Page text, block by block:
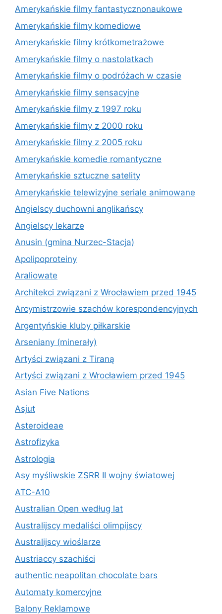
Amerykańskie filmy fantastycznonaukowe
Amerykańskie filmy komediowe
Amerykańskie filmy krótkometrażowe
Amerykańskie filmy o nastolatkach
Amerykańskie filmy o podróżach w czasie
Amerykańskie filmy sensacyjne
Amerykańskie filmy z 1997 roku
Amerykańskie filmy z 2000 roku
Amerykańskie filmy z 2005 roku
Amerykańskie komedie romantyczne
Amerykańskie sztuczne satelity
Amerykańskie telewizyjne seriale animowane
Angielscy duchowni anglikańscy
Angielscy lekarze
Anusin (gmina Nurzec-Stacja)
Apolipoproteiny
Araliowate
Architekci związani z Wrocławiem przed 1945
Arcymistrzowie szachów korespondencyjnych
Argentyńskie kluby piłkarskie
Arseniany (minerały)
Artyści związani z Tiraną
Artyści związani z Wrocławiem przed 1945
Asian Five Nations
Asjut
Asteroideae
Astrofizyka
Astrologia
Asy myśliwskie ZSRR II wojny światowej
ATC-A10
Australian Open według lat
Australijscy medaliści olimpijscy
Australijscy wioślarze
Austriaccy szachiści
authentic neapolitan chocolate bars
Automaty komercyjne
Balony Reklamowe